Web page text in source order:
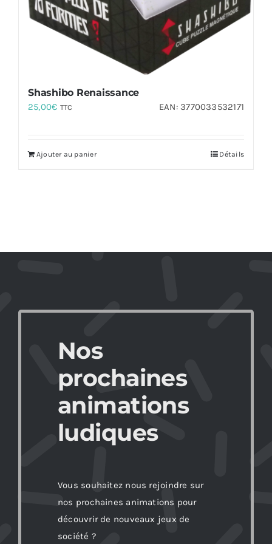
Shashibo Renaissance
25,00€ TTC EAN:3770033532171
Ajouter au panier Détails
Nos
prochaines
animations
ludiques
Vous souhaitez nous rejoindre sur
nos prochaines animations pour
découvrir de nouveaux jeux de
société ?